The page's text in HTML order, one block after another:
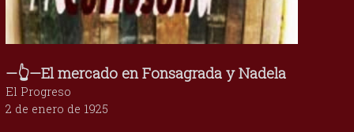
—👆—El mercado en Fonsagrada y Nadela
El Progreso
2 de enero de 1925